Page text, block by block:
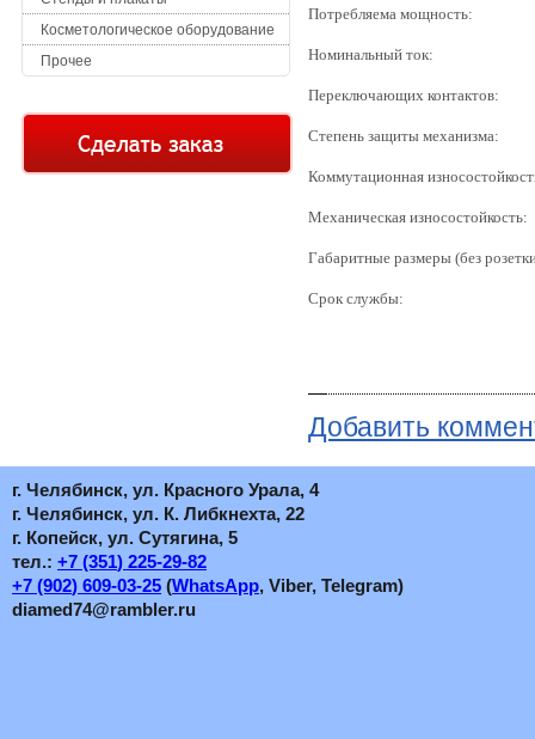
Косметологическое оборудование
Прочее
Потребляема мощность:
Номинальный ток:
Переключающих контактов:
Степень защиты механизма:
Коммутационная
Механическая износостойкость:
Габаритные размеры (без
Срок службы:
Добавить
г. Челябинск, ул. Красного Урала, 4
г. Челябинск, ул. К. Либкнехта, 22
г. Копейск, ул. Сутягина, 5
тел.: +7 (351) 225-29-82
+7 (902) 609-03-25 (WhatsApp, Viber, Telegram)
diamed74@rambler.ru